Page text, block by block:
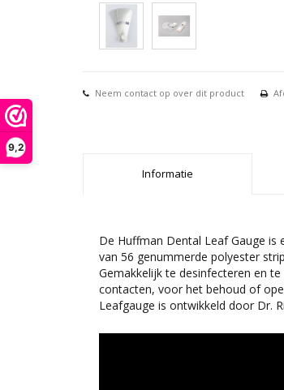
9,2
Neem contact op over dit product
Informatie
De Huffman Dental Leaf Gauge is
van 56 genummerde polyester
Gemakkelijk te desinfecteren en
contacten, voor het behoud of
Leafgauge is ontwikkeld door Dr.